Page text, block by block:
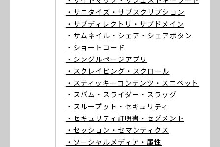
・サニタイズ ・サブスクリプション
・サブディレクトリ ・サブドメイン
・サムネイル ・シェア ・シェアボタン
・ショートコード
・シングルページアプリ
・スクレイピング ・スクロール
・スティッキーコンテンツ ・スニペット
・スパム ・スライダー ・スラッグ
・スループット ・セキュリティ
・セキュリティ証明書 ・セグメント
・セッション ・セマンティクス
・ソーシャルメディア ・属性